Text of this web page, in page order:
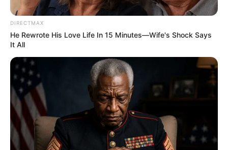
આજના ડિજિટલ યુગમાં ફેસબુક માત્ર મનોરંજન માટે
નહીં, પણ કમાણીનું એક શક્તિશાળી પ્લેટફોર્મ બની
ગયું છે. તાજેતરના સમયમાં હજારો લોકો ફક્ત ફોટો
અને વિડિઓ અપલોડ કરીને દર મહિને લાખો રૂપિયા
કમાઈ રહ્યા હોવાની માહિતી સામે આવી છે. વિશેષજ્ઞોના
મતે, જો યોગ્ય માર્ગદર્શન અને સ્ટ્રેટેજી અપનાવવામાં
આવે, તો કોઈપણ વ્યક્તિ ફેસબુક દ્વારા ઈન્કમ શરૂ
કરી શકે છે.
DIRECTMAX
He Rewrote His Love Life In 15 Minutes—Wife's Shock Says
It All